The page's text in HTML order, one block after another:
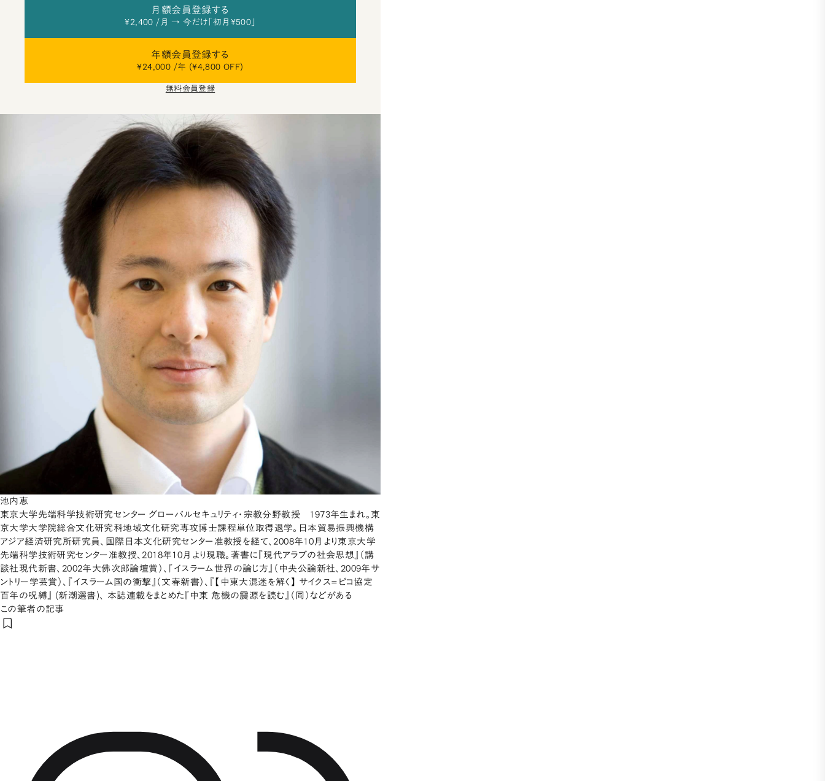
月額会員登録する
¥2,400 /月 → 今だけ「初月¥500」
年額会員登録する
¥24,000 /年 (¥4,800 OFF)
無料会員登録
池内恵
東京大学先端科学技術研究センター グローバルセキュリティ・宗教分野教授 1973年生まれ。東
京大学大学院総合文化研究科地域文化研究専攻博士課程単位取得退学。日本貿易振興機構
アジア経済研究所研究員、国際日本文化研究センター准教授を経て、2008年10月より東京大学
先端科学技術研究センター准教授、2018年10月より現職。著書に『現代アラブの社会思想』（講
談社現代新書、2002年大佛次郎論壇賞）、『イスラーム世界の論じ方』（中央公論新社、2009年サ
ントリー学芸賞）、『イスラーム国の衝撃』（文春新書）、『【中東大混迷を解く】 サイクス=ピコ協定
百年の呪縛』 (新潮選書)、 本誌連載をまとめた『中東 危機の震源を読む』（同）などがある
この筆者の記事